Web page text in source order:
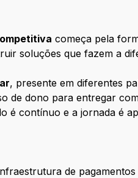
começa pela
soluções que fazem a
, presente em diferentes
dono para entregar
é contínuo e a jornada é
de pagamentos